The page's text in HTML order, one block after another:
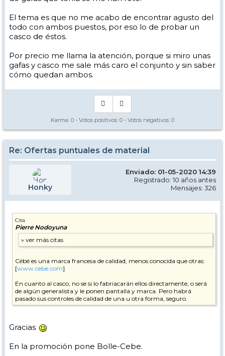
El tema es que no me acabo de encontrar agusto del
todo con ambos puestos, por eso lo de probar un
casco de éstos.
Por precio me llama la atención, porque si miro unas
gafas y casco me sale más caro el conjunto y sin saber
cómo quedan ambos.
Karma: 0 - Votos positivos: 0 - Votos negativos: 0
Re: Ofertas puntuales de material
Honky
Enviado: 01-05-2020 14:39
Registrado: 10 años antes
Mensajes: 326
Cita
Pierre Nodoyuna
Cébé es una marca francesa de calidad, menos conocida que otras:
[www.cebe.com]
En cuanto al casco, no se si lo fabriacarán ellos directamente, o será
de algún generalista y le ponen pantalla y marca. Pero habrá
pasado sus controles de calidad de una u otra forma, seguro.
Gracias
En la promoción pone Bolle-Cebe.